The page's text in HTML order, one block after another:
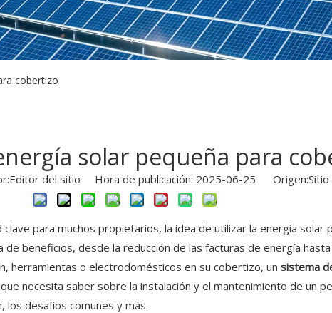
cobertizo
solar pequeña para
del sitio Hora de publicación: 2025-06-25 Origen:Sitio
para muchos propietarios, la idea de utilizar la energía solar
beneficios, desde la reducción de las facturas de energía
herramientas o electrodomésticos en su cobertizo, un sistema
necesita saber sobre la instalación y el mantenimiento de un
los desafíos comunes y más.